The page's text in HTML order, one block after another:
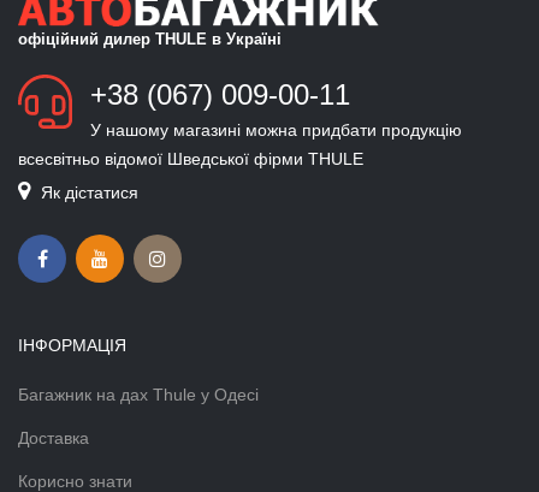
офіційний дилер THULE в Україні
+38 (067) 009-00-11
У нашому магазині можна придбати продукцію
всесвітньо відомої Шведської фірми THULE
Як дістатися
ІНФОРМАЦІЯ
Багажник на дах Thule у Одесі
Доставка
Корисно знати